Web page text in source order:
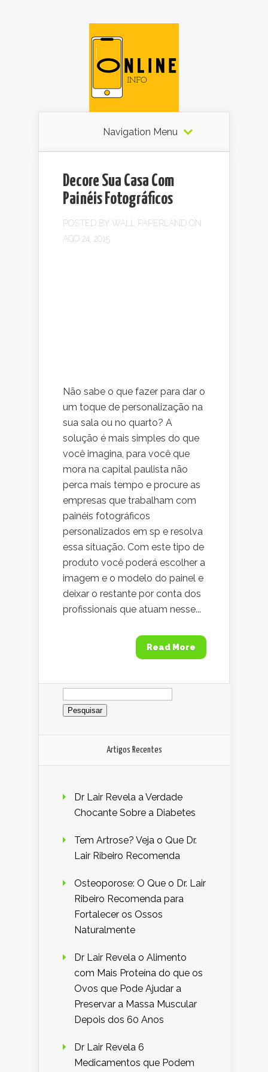
Navigation Menu
Decore Sua Casa Com
Painéis Fotográficos
POSTED BY WALL PAPERLAND ON
AGO 24, 2015
Não sabe o que fazer para dar o
um toque de personalização na
sua sala ou no quarto? A
solução é mais simples do que
você imagina, para você que
mora na capital paulista não
perca mais tempo e procure as
empresas que trabalham com
painéis fotográficos
personalizados em sp e resolva
essa situação. Com este tipo de
produto você poderá escolher a
imagem e o modelo do painel e
deixar o restante por conta dos
profissionais que atuam nesse...
Read More
Pesquisar
por:
Artigos Recentes
Dr Lair Revela a Verdade
Chocante Sobre a Diabetes
Tem Artrose? Veja o Que Dr.
Lair Ribeiro Recomenda
Osteoporose: O Que o Dr. Lair
Ribeiro Recomenda para
Fortalecer os Ossos
Naturalmente
Dr Lair Revela o Alimento
com Mais Proteína do que os
Ovos que Pode Ajudar a
Preservar a Massa Muscular
Depois dos 60 Anos
Dr Lair Revela 6
Medicamentos que Podem